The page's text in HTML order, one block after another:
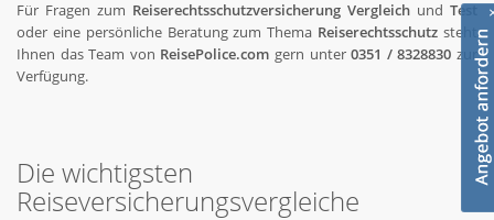
Für Fragen zum Reiserechtsschutzversicherung Vergleich und Test
oder eine persönliche Beratung zum Thema Reiserechtsschutz steht
Ihnen das Team von ReisePolice.com gern unter0351 / 8328830 zur
Verfügung.
Die wichtigsten
Reiseversicherungsvergleiche